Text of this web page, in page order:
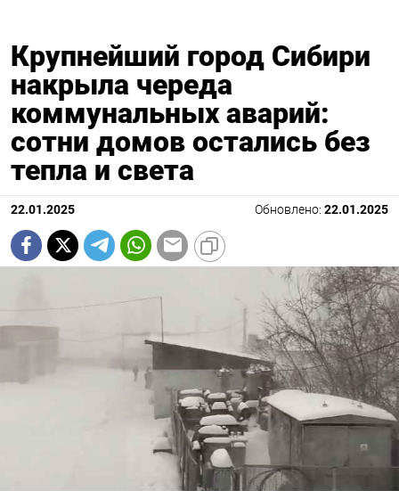
Крупнейший город Сибири
накрыла череда
коммунальных аварий:
сотни домов остались без
тепла и света
22.01.2025 Обновлено: 22.01.2025